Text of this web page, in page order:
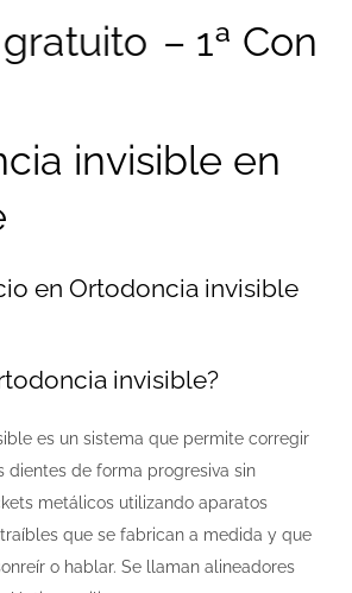
– 1ª
invisible en
en Ortodoncia invisible
invisible?
es un sistema que permite corregir
dientes de forma progresiva sin
metálicos utilizando aparatos
que se fabrican a medida y que
o hablar. Se llaman alineadores